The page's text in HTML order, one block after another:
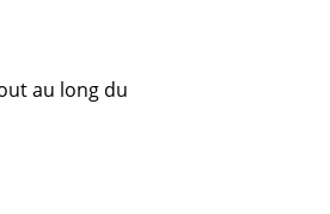
au long du